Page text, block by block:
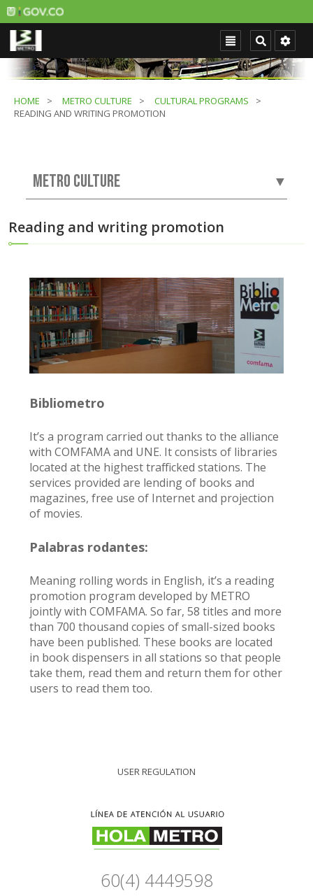
HOME METRO CULTURE
CULTURAL PROGRAMS
READING AND WRITING PROMOTION
METRO CULTURE ▼
Reading and writing promotion
Bibliometro
It’s a program carried out thanks to the alliance
with COMFAMA and UNE. It consists of libraries
located at the highest trafficked stations. The
services provided are lending of books and
magazines, free use of Internet and projection
of movies.
Palabras rodantes:
Meaning rolling words in English, it’s a reading
promotion program developed by METRO
jointly with COMFAMA. So far, 58 titles and more
than 700 thousand copies of small-sized books
have been published. These books are located
in book dispensers in all stations so that people
take them, read them and return them for other
users to read them too.
USER REGULATION
60(4) 4449598